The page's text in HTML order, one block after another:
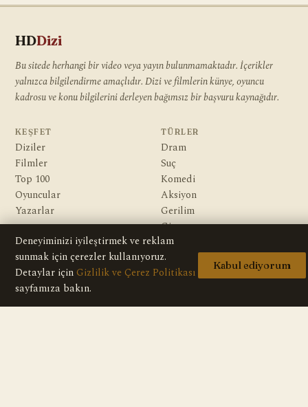
HDDizi
Bu sitede herhangi bir video veya yayın bulunmamaktadır. İçerikler
yalnızca bilgilendirme amaçlıdır. Dizi ve filmlerin künye, oyuncu
kadrosu ve konu bilgilerini derleyen bağımsız bir başvuru kaynağıdır.
KEŞFET
Diziler
Filmler
Top 100
Oyuncular
Yazarlar
TÜRLER
Dram
Suç
Komedi
Aksiyon
Gerilim
Gizem
Macera
Bilim Kurgu & Fantazi
KURUMSAL
Hakkımızda
Deneyiminizi iyileştirmek ve reklam
sunmak için çerezler kullanıyoruz.
Detaylar için Gizlilik ve Çerez Politikası
sayfamıza bakın.
Kabul ediyorum